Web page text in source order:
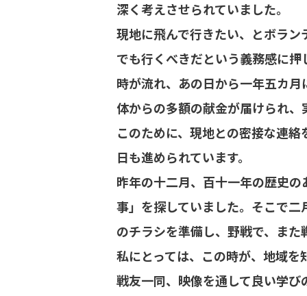
深く考えさせられていました。
現地に飛んで行きたい、とボラ
でも行くべきだという義務感に
時が流れ、あの日から一年五カ
体からの多額の献金が届けられ
このために、現地との密接な連
日も進められています。
昨年の十二月、百十一年の歴史
事」を探していました。そこで
のチラシを準備し、野戦で、ま
私にとっては、この時が、地域
戦友一同、映像を通して良い学び